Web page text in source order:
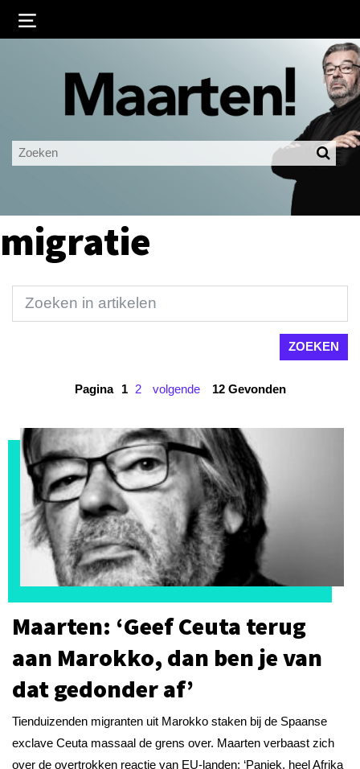
Ingelogd blijven
LOGIN
migratie
Pagina 1 2 volgende 12 Gevonden
Maarten: ‘Geef Ceuta terug
aan Marokko, dan ben je van
dat gedonder af’
Tienduizenden migranten uit Marokko staken bij de Spaanse
exclave Ceuta massaal de grens over. Maarten verbaast zich
over de overtrokken reactie van EU-landen: ‘Paniek, heel Afrika